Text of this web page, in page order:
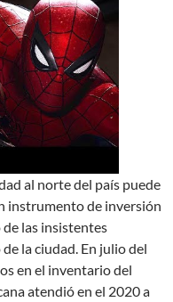
al norte del país puede
instrumento de inversión
las insistentes
la ciudad. En julio del
en el inventario del
atendió en el 2020 a